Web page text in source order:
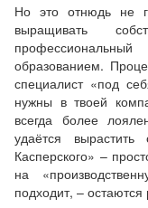
Но это отнюдь не
выращивать
образованием.
специалист «под
нужны в твоей
всегда более
удаётся вырастить
Касперского» –
на
подходит, –